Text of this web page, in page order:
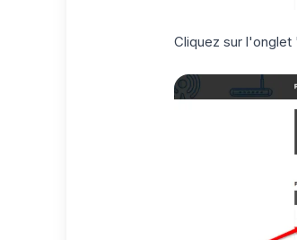
Cliquez sur